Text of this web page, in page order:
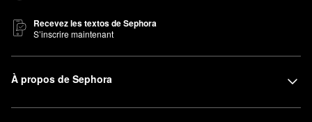
Recevez les textos de Sephora
S’inscrire maintenant
À propos de Sephora